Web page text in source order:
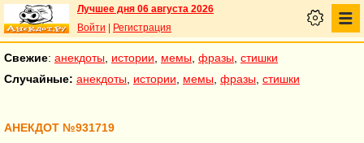
Лучшее дня 06 августа 2026
Войти
Регистрация
Свежие: анекдоты истории мемы фразы стишки
Случайные: анекдоты истории мемы фразы стишки
АНЕКДОТ №931719